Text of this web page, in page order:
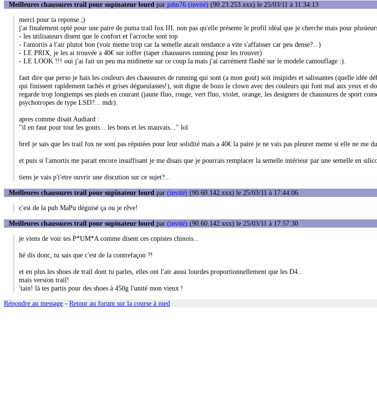
Meilleures chaussures trail pour supinateur lourd par john76 (invité) (90.23.253.xxx) le 25/03/11 à 11:34:13
merci pour ta reponse ;)
j'ai finalement opté pour une paire de puma trail fox III, non pas qu'elle présente le profil idéal que je cherche mais pour
- les utilisateurs disent que le confort et l'acroche sont top
- l'amortis a l'air plutot bon (voir meme trop car la semelle aurait tendance a vite s'affaisser car peu dense?...)
- LE PRIX, je les ai trouvée a 40€ sur ioffer (taper chaussures running pour les trouver)
- LE LOOK !!! oui j'ai fait un peu ma midinette sur ce coup la mais j'ai carrément flashé sur le modele camouflage :).
faut dire que perso je hais les couleurs des chaussures de running qui sont (a mon gout) soit insipides et salissantes (quelle idée
qui finissent rapidement tachés et grises dégueulasses!), soit digne de bozo le clown avec des couleurs qui font mal aux yeux et
regarde trop longtemps ses pieds en courant (jaune fluo, rouge, vert fluo, violet, orange, les designers de chaussures de sport
psychotropes de type LSD?... mdr).
apres comme disait Audiard :
"il en faut pour tout les gouts... les bons et les mauvais..." lol
bref je sais que les trail fox ne sont pas réputées pour leur solidité mais a 40€ la paire je ne vais pas pleurer meme si elle ne me
et puis si l'amortis me parait encore insuffisant je me disais que je pourrais remplacer la semelle intérieur par une semelle en
tiens je vais p't'etre ouvrir une discution sur ce sujet?...
Meilleures chaussures trail pour supinateur lourd par (invité) (90.60.142.xxx) le 25/03/11 à 17:44:06
c'est de la pub MaPu déguisé ça ou je rêve!
Meilleures chaussures trail pour supinateur lourd par (invité) (90.60.142.xxx) le 25/03/11 à 17:57:30
je viens de voir tes P*UM*A comme disent ces copistes chinois...
hé dis donc, tu sais que c'est de la contrefaçon ?!
et en plus les shoes de trail dont tu parles, elles ont l'air aussi lourdes proportionnellement que les D4...
mais version trail!
'tain! là tes partis pour des shoes à 450g l'unité mon vieux !
Répondre au message - Retour au forum sur la course à pied